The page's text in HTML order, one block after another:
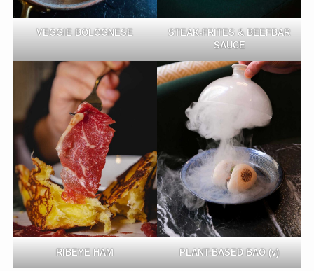
VEGGIE BOLOGNESE
STEAK-FRITES & BEEFBAR
SAUCE
RIBEYE HAM PLANT-BASED BAO (v)